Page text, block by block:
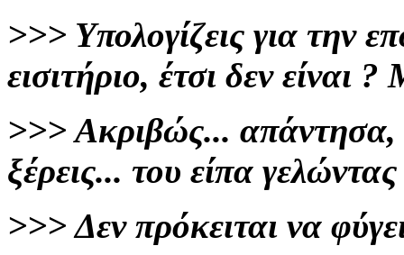
>>> Υπολογίζεις για την
εισιτήριο, έτσι δεν
>>> Ακριβώς...
ξέρεις... του είπα
>>> Δεν πρόκειται να